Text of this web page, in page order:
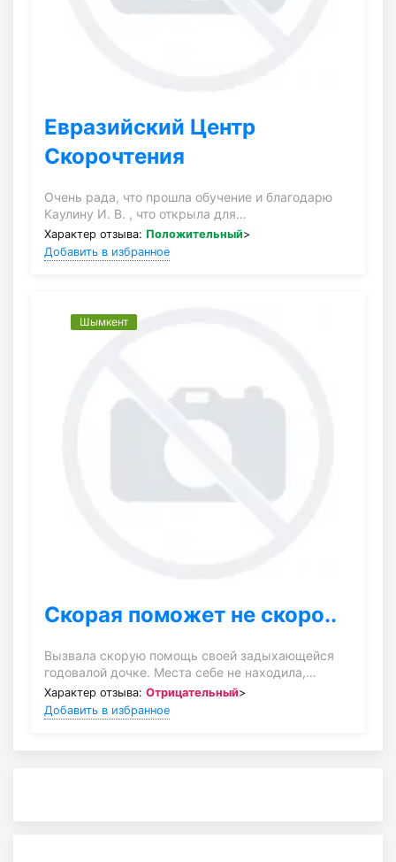
Евразийский Центр
Скорочтения
Очень рада, что прошла обучение и благодарю
Каулину И. В. , что открыла для…
Характер отзыва: Положительный>
Добавить в избранное
Шымкент
Скорая поможет не скоро..
Вызвала скорую помощь своей задыхающейся
годовалой дочке. Места себе не находила,…
Характер отзыва: Отрицательный>
Добавить в избранное